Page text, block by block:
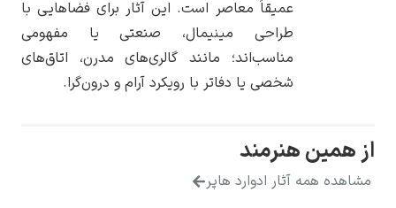
پرفروش‌ترین
تابلوها
عمیقاً معاصر است. این آثار برای فضاهایی با
طراحی مینیمال، صنعتی یا مفهومی
مناسب‌اند؛ مانند گالری‌های مدرن، اتاق‌های
شخصی یا دفاتر با رویکرد آرام و درون‌گرا.
همین هنرمند
همه آثار ادوارد هاپر